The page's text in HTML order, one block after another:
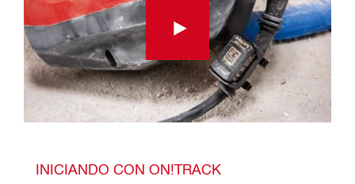
INICIANDO CON ON!TRACK